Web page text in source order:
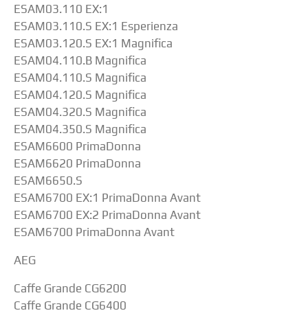
ESAM03.110 EX:1
ESAM03.110.S EX:1 Esperienza
ESAM03.120.S EX:1 Magnifica
ESAM04.110.B Magnifica
ESAM04.110.S Magnifica
ESAM04.120.S Magnifica
ESAM04.320.S Magnifica
ESAM04.350.S Magnifica
ESAM6600 PrimaDonna
ESAM6620 PrimaDonna
ESAM6650.S
ESAM6700 EX:1 PrimaDonna Avant
ESAM6700 EX:2 PrimaDonna Avant
ESAM6700 PrimaDonna Avant
AEG
Caffe Grande CG6200
Caffe Grande CG6400